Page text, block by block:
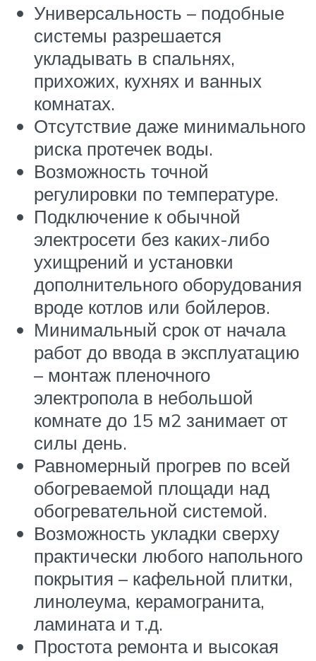
Универсальность – подобные
системы разрешается
укладывать в спальнях,
прихожих, кухнях и ванных
комнатах.
Отсутствие даже минимального
риска протечек воды.
Возможность точной
регулировки по температуре.
Подключение к обычной
электросети без каких-либо
ухищрений и установки
дополнительного оборудования
вроде котлов или бойлеров.
Минимальный срок от начала
работ до ввода в эксплуатацию
– монтаж пленочного
электропола в небольшой
комнате до 15 м2 занимает от
силы день.
Равномерный прогрев по всей
обогреваемой площади над
обогревательной системой.
Возможность укладки сверху
практически любого напольного
покрытия – кафельной плитки,
линолеума, керамогранита,
ламината и т.д.
Простота ремонта и высокая